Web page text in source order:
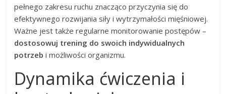
pełnego zakresu ruchu znacząco przyczynia się do
efektywnego rozwijania siły i wytrzymałości mięśniowej.
Ważne jest także regularne monitorowanie postępów –
dostosowuj trening do swoich indywidualnych
potrzeb i możliwości organizmu.
Dynamika ćwiczenia i